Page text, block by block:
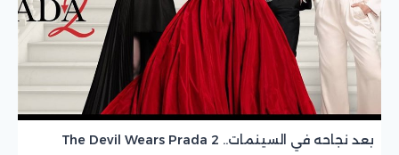
بعد نجاحه في السينمات.. The Devil Wears Prada 2